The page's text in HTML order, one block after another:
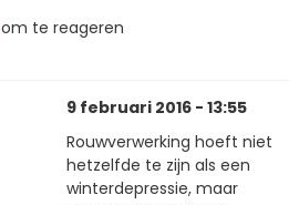
om te reageren
9 februari 2016 - 13:55
Rouwverwerking hoeft niet
hetzelfde te zijn als een
winterdepressie, maar